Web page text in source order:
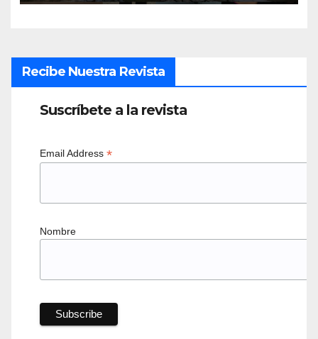
Recibe Nuestra Revista
Suscríbete a la revista
Email Address *
Nombre